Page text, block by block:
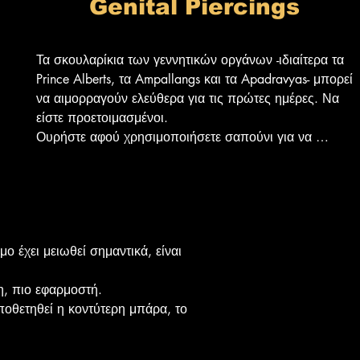
δραστηριοτήτων, όπως αθλήματα επαφής.
Genital Piercings
Τα σκουλαρίκια των γεννητικών οργάνων -ιδιαίτερα τα
Prince Alberts, τα Ampallangs και τα Apadravyas- μπορεί
να αιμορραγούν ελεύθερα για τις πρώτες ημέρες. Να
είστε προετοιμασμένοι.
Ουρήστε αφού χρησιμοποιήσετε σαπούνι για να
σε σεξουαλική δραστηριότητα μόλις νιώσετε έτοιμοι,
τραυματισμών είναι ζωτικής σημασίας- όλες οι
σεξουαλικές δραστηριότητες πρέπει να είναι ήπιες κατά
μειωθεί σημαντικά, είναι
πιο εφαρμοστή.
η κοντύτερη μπάρα, το